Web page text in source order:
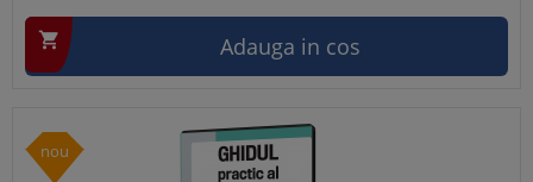
 Adauga in cos
nou